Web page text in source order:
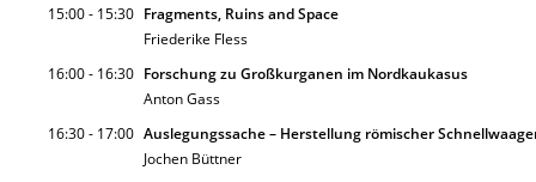
15:00 - 15:30 Fragments, Ruins and Space
Friederike Fless
16:00 - 16:30 Forschung zu Großkurganen im Nordkaukasus
Anton Gass
16:30 - 17:00 Auslegungssache – Herstellung römischer
Jochen Büttner